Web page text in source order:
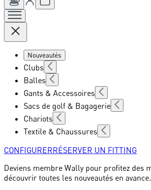
Nouveautés
Clubs
Balles
Gants & Accessoires
Sacs de golf & Bagagerie
Chariots
Textile & Chaussures
CONFIGURERRÉSERVER UN FITTING
Deviens membre Wally pour profitez des
découvrir toutes les nouveautés en avance.